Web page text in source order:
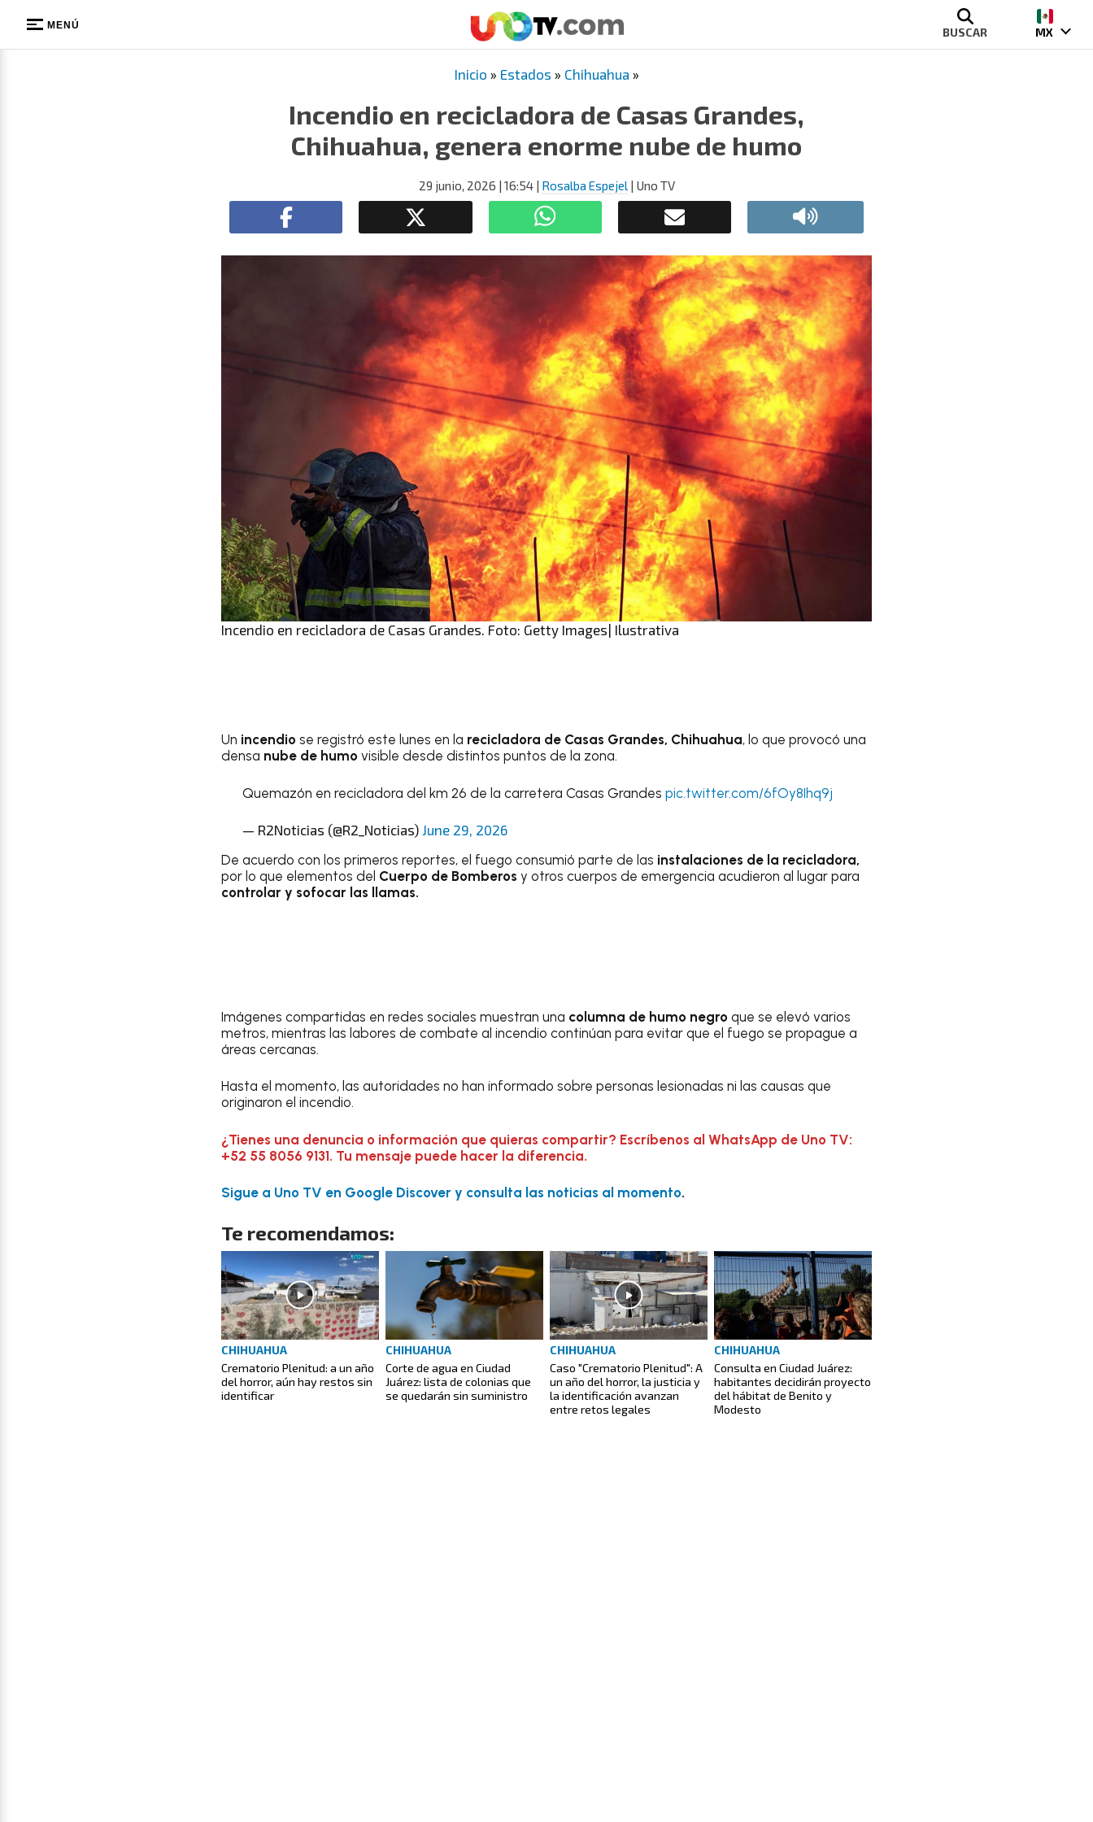
MENÚ BUSCAR MX
Inicio » Estados » Chihuahua »
Incendio en recicladora de Casas Grandes,
Chihuahua, genera enorme nube de humo
29 junio, 2026 | 16:54| Rosalba Espejel| Uno TV
Incendio en recicladora de Casas Grandes. Foto: Getty Images| Ilustrativa
Un incendio se registró este lunes en la recicladora de Casas Grandes, Chihuahua, lo que provocó una
densa nube de humo visible desde distintos puntos de la zona.
Quemazón en recicladora del km 26 de la carretera Casas Grandes pic.twitter.com/6fOy8Ihq9j
— R2Noticias (@R2_Noticias) June 29, 2026
De acuerdo con los primeros reportes, el fuego consumió parte de las instalaciones de la recicladora,
por lo que elementos del Cuerpo de Bomberos y otros cuerpos de emergencia acudieron al lugar para
controlar y sofocar las llamas.
Imágenes compartidas en redes sociales muestran una columna de humo negro que se elevó varios
metros, mientras las labores de combate al incendio continúan para evitar que el fuego se propague a
áreas cercanas.
Hasta el momento, las autoridades no han informado sobre personas lesionadas ni las causas que
originaron el incendio.
¿Tienes una denuncia o información que quieras compartir? Escríbenos al WhatsApp de Uno TV:
+52 55 8056 9131. Tu mensaje puede hacer la diferencia.
Sigue a Uno TV en Google Discover y consulta las noticias al momento.
Te recomendamos:
CHIHUAHUA
Crematorio Plenitud: a un año
del horror, aún hay restos sin
identificar
CHIHUAHUA
Corte de agua en Ciudad
Juárez: lista de colonias que
se quedarán sin suministro
CHIHUAHUA
Caso "Crematorio Plenitud": A
un año del horror, la justicia y
la identificación avanzan
entre retos legales
CHIHUAHUA
Consulta en Ciudad Juárez:
habitantes decidirán proyecto
del hábitat de Benito y
Modesto